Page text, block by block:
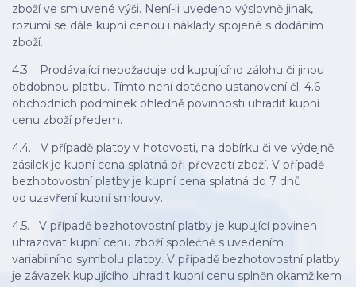
zboží ve smluvené výši. Není-li uvedeno výslovně jinak,
rozumí se dále kupní cenou i náklady spojené s dodáním
zboží.
4.3. Prodávající nepožaduje od kupujícího zálohu či jinou
obdobnou platbu. Tímto není dotčeno ustanovení čl. 4.6
obchodních podmínek ohledně povinnosti uhradit kupní
cenu zboží předem.
4.4. V případě platby v hotovosti, na dobírku či ve výdejně
zásilek je kupní cena splatná při převzetí zboží. V případě
bezhotovostní platby je kupní cena splatná do 7 dnů
od uzavření kupní smlouvy.
4.5. V případě bezhotovostní platby je kupující povinen
uhrazovat kupní cenu zboží společně s uvedením
variabilního symbolu platby. V případě bezhotovostní platby
je závazek kupujícího uhradit kupní cenu splněn okamžikem